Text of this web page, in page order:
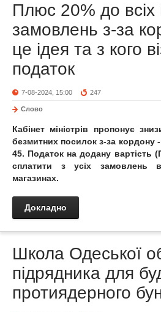
Плюс 20% до всіх
замовлень з-за
це ідея та з кого
податок
7-08-2024, 15:00 247
Слово
Кабінет міністрів пропонує
безмитних посилок з-за кордону
45. Податок на додану вартість
сплатити з усіх замовлень в
магазинах.
Докладно
Школа Одеської
підрядника для
протиядерного